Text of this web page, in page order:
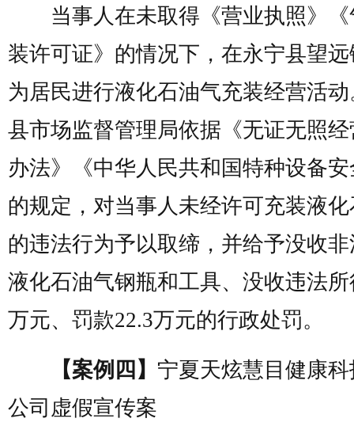
当事人在未取得《营业执照》《
装许可证》的情况下，在永宁县望
为居民进行液化石油气充装经营活
县市场监督管理局依据《无证无照
办法》《中华人民共和国特种设备
的规定，对当事人未经许可充装液
的违法行为予以取缔，并给予没收
液化石油气钢瓶和工具、没收违法所
万元、罚款22.3万元的行政处罚。
【案例四】 宁夏天炫慧目健康
公司虚假宣传案